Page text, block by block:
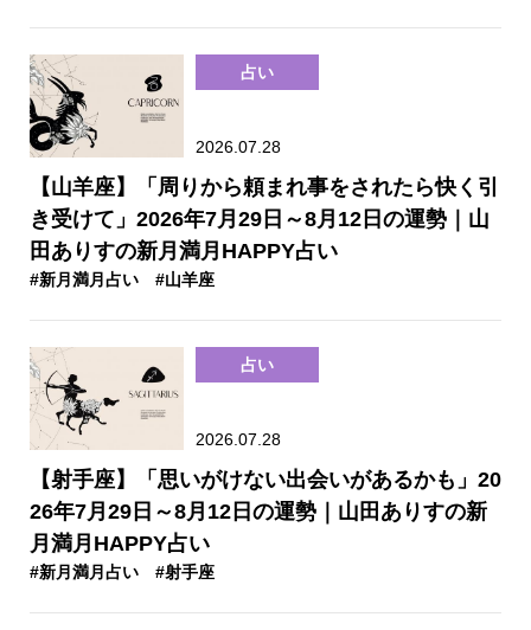
占い
2026.07.28
【山羊座】「周りから頼まれ事をされたら快く引
き受けて」2026年7月29日～8月12日の運勢｜山
田ありすの新月満月HAPPY占い
#新月満月占い #山羊座
占い
2026.07.28
【射手座】「思いがけない出会いがあるかも」20
26年7月29日～8月12日の運勢｜山田ありすの新
月満月HAPPY占い
#新月満月占い #射手座